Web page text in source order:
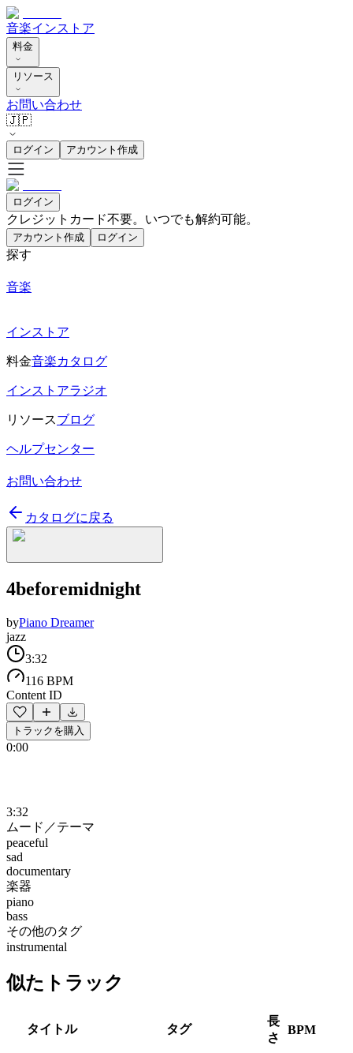
音楽インストア
料金
リソース
お問い合わせ
🇯🇵
ログイン アカウント作成
ログイン
クレジットカード不要。いつでも解約可能。
アカウント作成 ログイン
探す
音楽
インストア
料金音楽カタログ
インストアラジオ
リソースブログ
ヘルプセンター
お問い合わせ
カタログに戻る
4beforemidnight
byPiano Dreamer
jazz
3:32
116 BPM
Content ID
トラックを購入
0:00
3:32
ムード／テーマ
peaceful
sad
documentary
楽器
piano
bass
その他のタグ
instrumental
似たトラック
タイトル タグ
長
さ
BPM